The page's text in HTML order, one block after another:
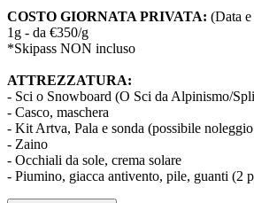
COSTO GIORNATA PRIVATA: (Data
1g - da €350/g
*Skipass NON incluso
ATTREZZATURA:
- Sci o Snowboard (O Sci da Alpinismo/
- Casco, maschera
- Kit Artva, Pala e sonda (possibile
- Zaino
- Occhiali da sole, crema solare
- Piumino, giacca antivento, pile, guanti (2